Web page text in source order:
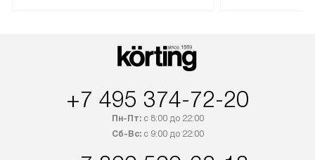
условия доставки и оплаты. Если
товар в наличии, он может быть
трех дней. Доставка в Санкт-
осуществляется через
На
+7 495 374-72-20
Пн-Пт:с 8:00 до 22:00
Сб-Вс:с 9:00 до 22:00